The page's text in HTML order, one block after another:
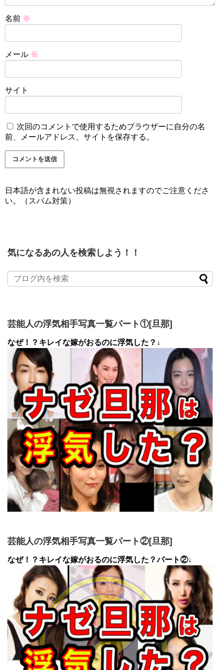
名前 ※
メール ※
サイト
次回のコメントで使用するためブラウザーに自分の名
前、メールアドレス、サイトを保存する。
日本語が含まれない投稿は無視されますのでご注意くださ
い。（スパム対策）
気になるあの人を検索しよう！！
芸能人の浮気相手写真一覧パート①[旦那]
なぜ！？キレイな嫁がおるのに浮気した？↓
芸能人の浮気相手写真一覧パート②[旦那]
なぜ！？キレイな嫁がおるのに浮気した？パート②↓